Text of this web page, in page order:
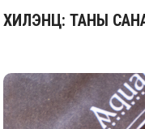
ХИЛЭНЦ: ТАНЫ